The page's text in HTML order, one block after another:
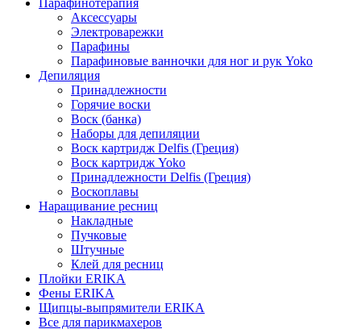
Парафинотерапия
Аксессуары
Электроварежки
Парафины
Парафиновые ванночки для ног и рук Yoko
Депиляция
Принадлежности
Горячие воски
Воск (банка)
Наборы для депиляции
Воск картридж Delfis (Греция)
Воск картридж Yoko
Принадлежности Delfis (Греция)
Воскоплавы
Наращивание ресниц
Накладные
Пучковые
Штучные
Клей для ресниц
Плойки ERIKA
Фены ERIKA
Щипцы-выпрямители ERIKA
Все для парикмахеров